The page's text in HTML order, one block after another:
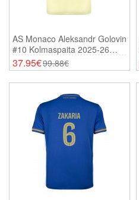
AS Monaco Aleksandr Golovin
#10 Kolmaspaita 2025-26
Lyhythihainen
37.95€99.88€